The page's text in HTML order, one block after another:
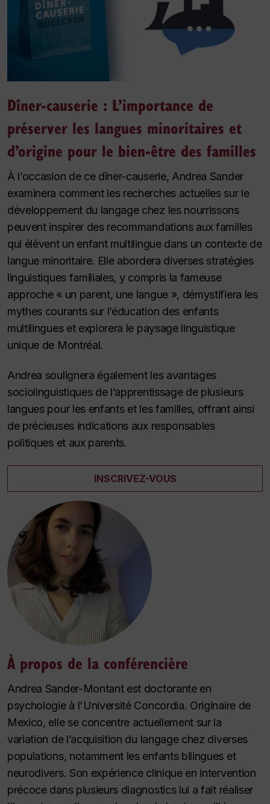
Dîner-causerie : L’importance de
préserver les langues minoritaires et
d’origine pour le bien-être des familles
À l’occasion de ce dîner-causerie, Andrea Sander
examinera comment les recherches actuelles sur le
développement du langage chez les nourrissons
peuvent inspirer des recommandations aux familles
qui élèvent un enfant multilingue dans un contexte de
langue minoritaire. Elle abordera diverses stratégies
linguistiques familiales, y compris la fameuse
approche « un parent, une langue », démystifiera les
mythes courants sur l’éducation des enfants
multilingues et explorera le paysage linguistique
unique de Montréal.
Andrea soulignera également les avantages
sociolinguistiques de l’apprentissage de plusieurs
langues pour les enfants et les familles, offrant ainsi
de précieuses indications aux responsables
politiques et aux parents.
INSCRIVEZ-VOUS
À propos de la conférencière
Andrea Sander-Montant est doctorante en
psychologie à l'Université Concordia. Originaire de
Mexico, elle se concentre actuellement sur la
variation de l’acquisition du langage chez diverses
populations, notamment les enfants bilingues et
neurodivers. Son expérience clinique en intervention
précoce dans plusieurs diagnostics lui a fait réaliser